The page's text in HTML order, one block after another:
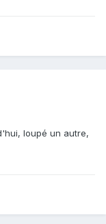
loupé un autre,